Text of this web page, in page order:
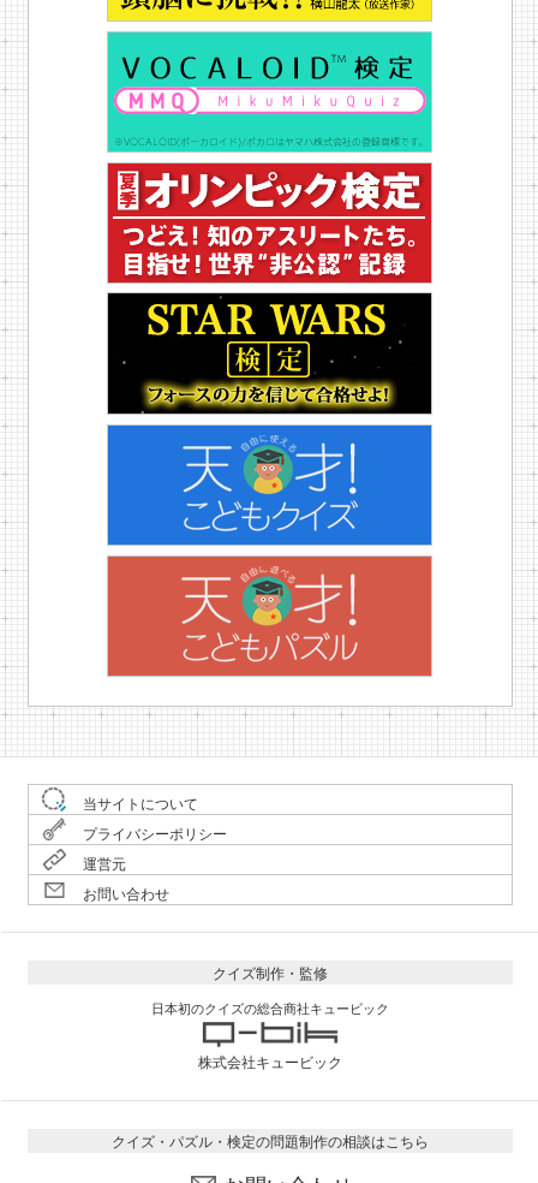
当サイトについて
プライバシーポリシー
運営元
お問い合わせ
クイズ制作・監修
日本初のクイズの総合商社キュービック
株式会社キュービック
クイズ・パズル・検定の問題制作の相談はこちら